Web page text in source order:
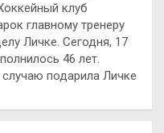
клуб
главному тренеру
Личке. Сегодня, 17
46 лет.
подарила Личке